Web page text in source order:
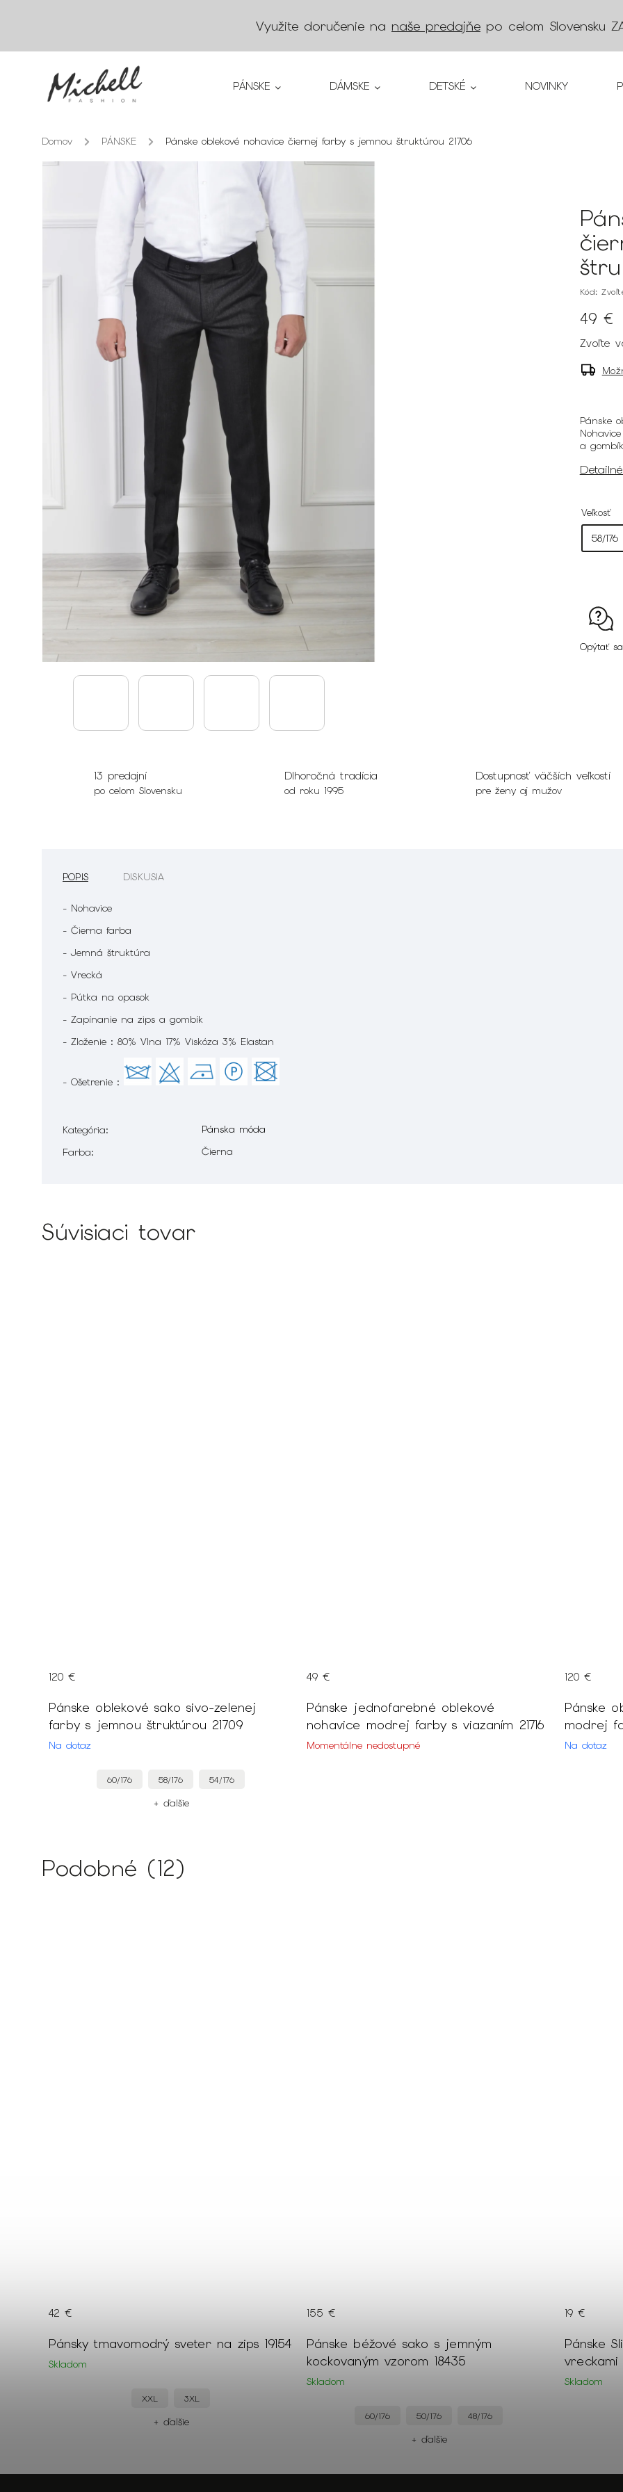
Využite doručenie na naše predajňe po celom Slovensku
PÁNSKE DÁMSKE DETSKÉ NOVINKY
Domov / PÁNSKE / Pánske oblekové nohavice čiernej farby s jemnou štruktúrou 21706
Kód:
49 €
Zvoľte
Pánske
a
Veľkosť
Opýtať sa
13 predajní
po celom Slovensku
Dlhoročná tradícia
od roku 1995
Dostupnosť väčších veľkostí
pre ženy aj mužov
POPIS DISKUSIA
- Nohavice
- Čierna farba
- Jemná štruktúra
- Vrecká
- Pútka na opasok
- Zapínanie na zips a gombík
- Zloženie : 80% Vlna 17% Viskóza 3% Elastan
- Ošetrenie :
Kategória:
Pánska móda
Farba: Čierna
Súvisiaci tovar
Pánske oblekové sako sivo-zelenej
farby s jemnou štruktúrou 21709
Na dotaz
120 €
60/176 58/176 54/176
+ ďalšie
Pánske jednofarebné oblekové
nohavice modrej farby s viazaním 21716
Momentálne nedostupné
49 €
Pánske
modrej
Na dotaz
120 €
Podobné (12)
Pánsky tmavomodrý sveter na zips 19154
Skladom
42 €
XXL 3XL
+ ďalšie
Pánske béžové sako s jemným
kockovaným vzorom 18435
Skladom
155 €
60/176 50/176 48/176
+ ďalšie
Pánske
vreckami
Skladom
19 €